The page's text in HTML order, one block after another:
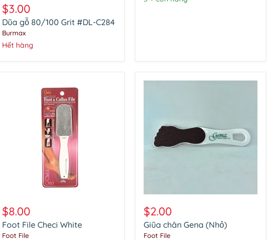
gỗ
80/100
Grit
#DL-
C284
$3.00
Dũa gỗ 80/100 Grit #DL-C284
Burmax
Hết hàng
File
Checi
White
$8.00
Foot File Checi White
Foot File
chân
Gena
(Nhỏ)
$2.00
Giũa chân Gena (Nhỏ)
Foot File